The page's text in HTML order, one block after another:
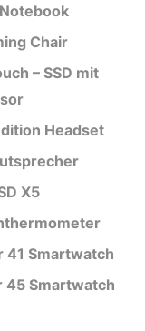
Chair
– SSD mit
Headset
X5
41 Smartwatch
45 Smartwatch